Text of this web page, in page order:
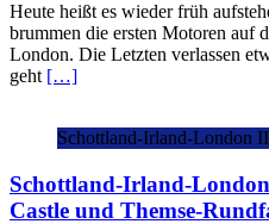
Heute heißt es wieder früh
brummen die ersten Motoren auf
London. Die Letzten verlassen
geht […]
Schottland-Irland-London II
Schottland-Irland-
Castle und Themse-